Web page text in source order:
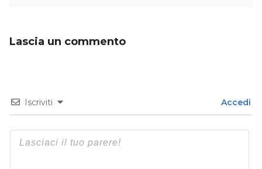
Lascia un commento
Iscriviti Accedi